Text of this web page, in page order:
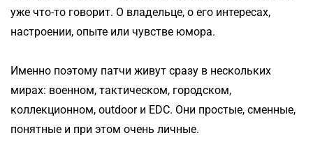
уже что-то говорит. О владельце, о его интересах,
настроении, опыте или чувстве юмора.
Именно поэтому патчи живут сразу в нескольких
мирах: военном, тактическом, городском,
коллекционном, outdoor и EDC. Они простые, сменные,
понятные и при этом очень личные.